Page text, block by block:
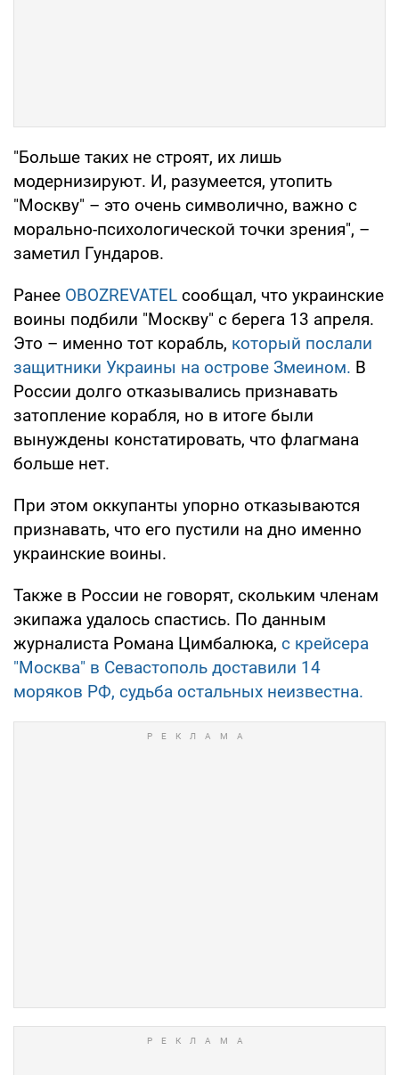
"Больше таких не строят, их лишь
модернизируют. И, разумеется, утопить
"Москву" – это очень символично, важно с
морально-психологической точки зрения", –
заметил Гундаров.
Ранее OBOZREVATEL сообщал, что украинские
воины подбили "Москву" с берега 13 апреля.
Это – именно тот корабль, который послали
защитники Украины на острове Змеином. В
России долго отказывались признавать
затопление корабля, но в итоге были
вынуждены констатировать, что флагмана
больше нет.
При этом оккупанты упорно отказываются
признавать, что его пустили на дно именно
украинские воины.
Также в России не говорят, скольким членам
экипажа удалось спастись. По данным
журналиста Романа Цимбалюка, с крейсера
"Москва" в Севастополь доставили 14
моряков РФ, судьба остальных неизвестна.